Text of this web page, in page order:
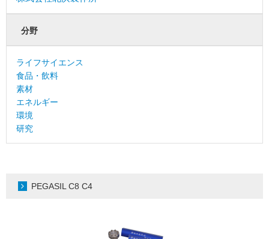
分野
ライフサイエンス
食品・飲料
素材
エネルギー
環境
研究
PEGASIL C8 C4